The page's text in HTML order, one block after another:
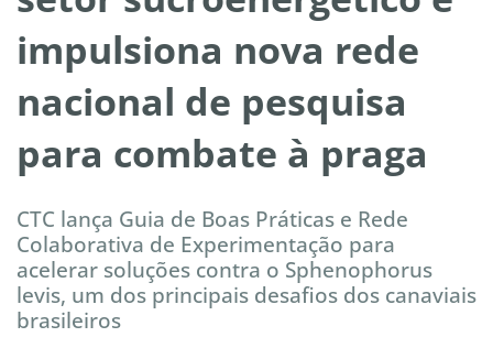
impulsiona nova rede
nacional de pesquisa
para combate à praga
CTC lança Guia de Boas Práticas e Rede
Colaborativa de Experimentação para
acelerar soluções contra o Sphenophorus
levis, um dos principais desafios dos canaviais
brasileiros